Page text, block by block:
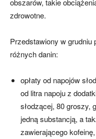
obszarów, takie
zdrowotne.
Przedstawiony w grudniu
różnych danin:
opłaty od napojów
od litra napoju z
słodzącej, 80 groszy,
jedną substancją, a
zawierającego